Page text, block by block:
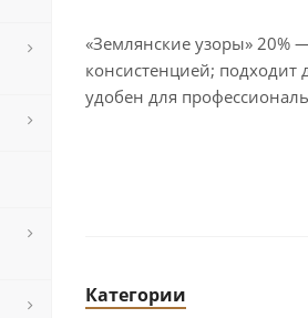
«Землянские узоры» 20%
консистенцией; подходит
удобен для
Категории